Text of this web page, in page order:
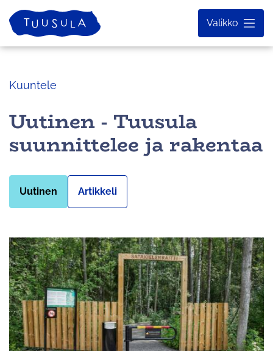
Siirry
sisältöön
Etusivu
Valikko
Kuuntele
Uutinen - Tuusula
suunnittelee ja rakentaa
Uutinen Artikkeli